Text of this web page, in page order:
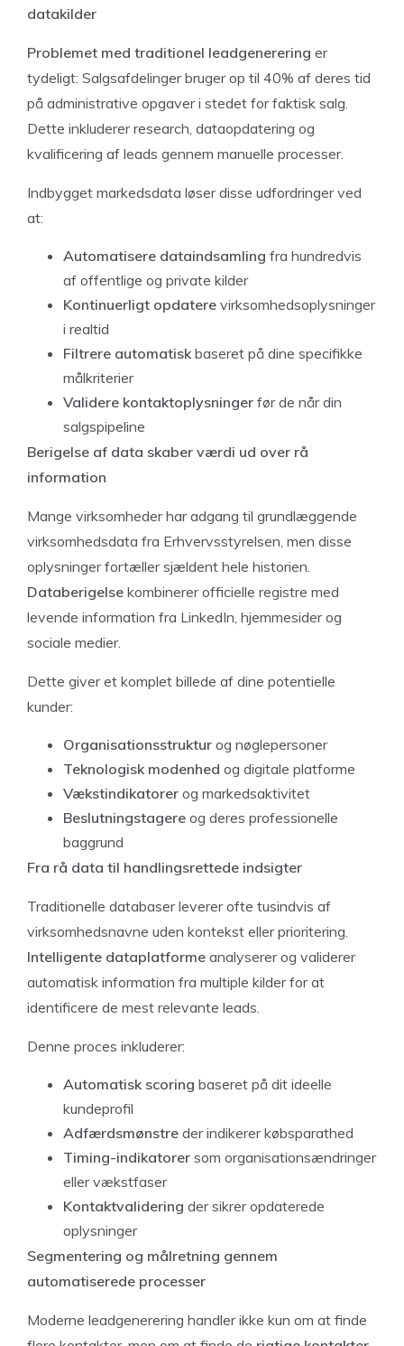
datakilder
Problemet med traditionel leadgenerering er
tydeligt: Salgsafdelinger bruger op til 40% af deres tid
på administrative opgaver i stedet for faktisk salg.
Dette inkluderer research, dataopdatering og
kvalificering af leads gennem manuelle processer.
Indbygget markedsdata løser disse udfordringer ved
at:
Automatisere dataindsamling fra hundredvis
af offentlige og private kilder
Kontinuerligt opdatere virksomhedsoplysninger
i realtid
Filtrere automatisk baseret på dine specifikke
målkriterier
Validere kontaktoplysninger før de når din
salgspipeline
Berigelse af data skaber værdi ud over rå
information
Mange virksomheder har adgang til grundlæggende
virksomhedsdata fra Erhvervsstyrelsen, men disse
oplysninger fortæller sjældent hele historien.
Databerigelse kombinerer officielle registre med
levende information fra LinkedIn, hjemmesider og
sociale medier.
Dette giver et komplet billede af dine potentielle
kunder:
Organisationsstruktur og nøglepersoner
Teknologisk modenhed og digitale platforme
Vækstindikatorer og markedsaktivitet
Beslutningstagere og deres professionelle
baggrund
Fra rå data til handlingsrettede indsigter
Traditionelle databaser leverer ofte tusindvis af
virksomhedsnavne uden kontekst eller prioritering.
Intelligente dataplatforme analyserer og validerer
automatisk information fra multiple kilder for at
identificere de mest relevante leads.
Denne proces inkluderer:
Automatisk scoring baseret på dit ideelle
kundeprofil
Adfærdsmønstre der indikerer købsparathed
Timing-indikatorer som organisationsændringer
eller vækstfaser
Kontaktvalidering der sikrer opdaterede
oplysninger
Segmentering og målretning gennem
automatiserede processer
Moderne leadgenerering handler ikke kun om at finde